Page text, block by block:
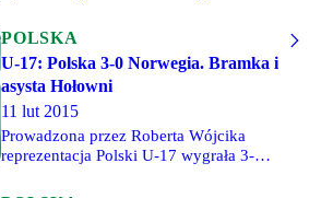
towarzyskiego turnieju w hiszpańskiej
La Mandze. Dzięki temu zwycięstwu
"biało-czerwoni" wygrali cały turniej.
Jedną z bramek zdobył legionista
Mateusz Leleno. Od pierwszej minuty
na boisko wybiegli Ernest Dzięcioł i
Mateusz Hołownia.
POLSKA
U-17: Polska 3-0 Norwegia. Bramka i
asysta Hołowni
11 lut 2015
Prowadzona przez Roberta Wójcika
reprezentacja Polski U-17 wygrała 3-0